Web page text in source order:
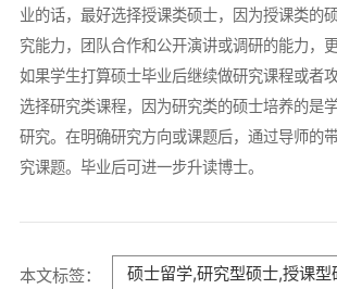
业的话，最好选择授课类硕士，因为授课类的
究能力，团队合作和公开演讲或调研的能力，
如果学生打算硕士毕业后继续做研究课程或者
选择研究类课程，因为研究类的硕士培养的是
研究。在明确研究方向或课题后，通过导师的
究课题。毕业后可进一步升读博士。
本文标签： 硕士留学,研究型硕士,授课型